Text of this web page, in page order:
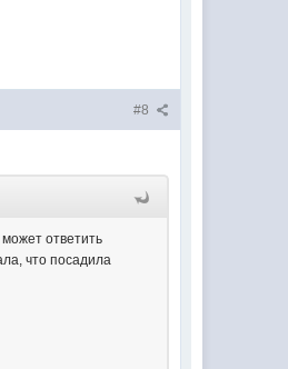
#8
ответить
что посадила